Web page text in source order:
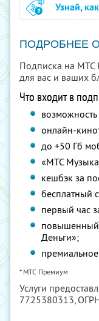
Узнай,
ПОДРОБНЕЕ
Подписка на МТС
для вас и ваших
Что входит в
онлайн-
до +50 Гб
«МТС
кешбэк за
бесплатный
первый час
повышенный
Деньги»;
* МТС Премиум
Услуги
7725380313,